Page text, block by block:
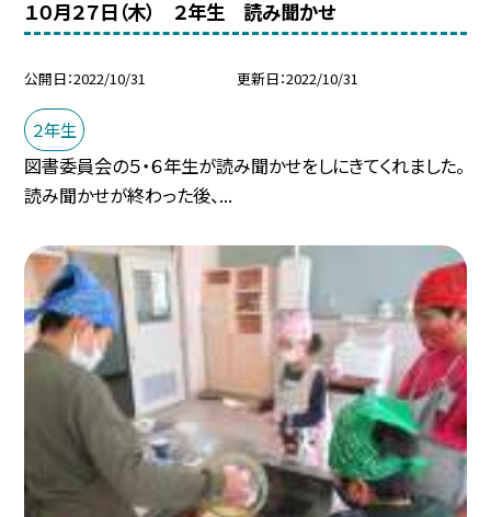
１０月２７日（木） ２年生 読み聞かせ
公開日 2022/10/31 更新日 2022/10/31
２年生
図書委員会の５・６年生が読み聞かせをしにきてくれました。
読み聞かせが終わった後、...